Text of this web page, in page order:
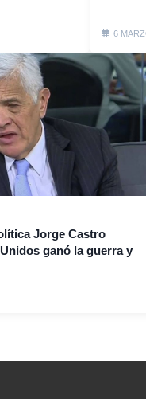
6
Jorge Castro
ganó la guerra y